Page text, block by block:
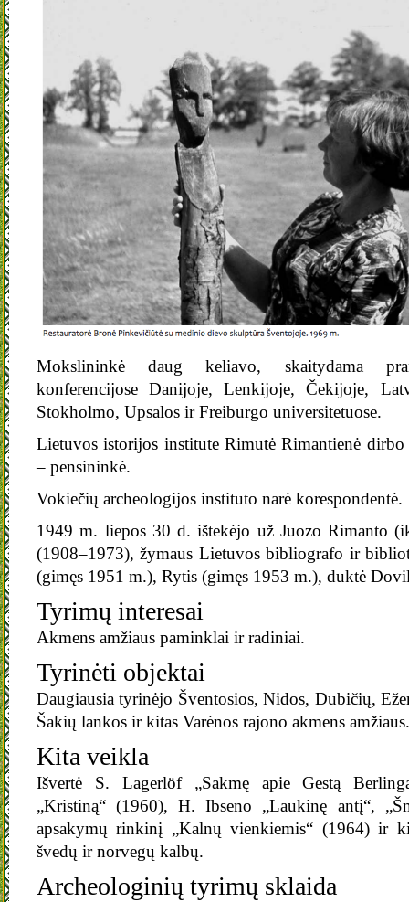
Mokslininkė daug keliavo, skaitydama
konferencijose Danijoje, Lenkijoje, Čekijoje,
Stokholmo, Upsalos ir Freiburgo universitetuose.
Lietuvos istorijos institute Rimutė Rimantienė
– pensininkė.
Vokiečių archeologijos instituto narė korespondentė.
1949 m. liepos 30 d. ištekėjo už Juozo Rimanto
(1908–1973), žymaus Lietuvos bibliografo ir
(gimęs 1951 m.), Rytis (gimęs 1953 m.), duktė
Tyrimų interesai
Akmens amžiaus paminklai ir radiniai.
Tyrinėti objektai
Daugiausia tyrinėjo Šventosios, Nidos, Dubičių,
Šakių lankos ir kitas Varėnos rajono akmens amžiaus.
Kita veikla
Išvertė S. Lagerlöf „Sakmę apie Gestą
„Kristiną“ (1960), H. Ibseno „Laukinę antį“,
apsakymų rinkinį „Kalnų vienkiemis“ (1964) ir
švedų ir norvegų kalbų.
Archeologinių tyrimų sklaida